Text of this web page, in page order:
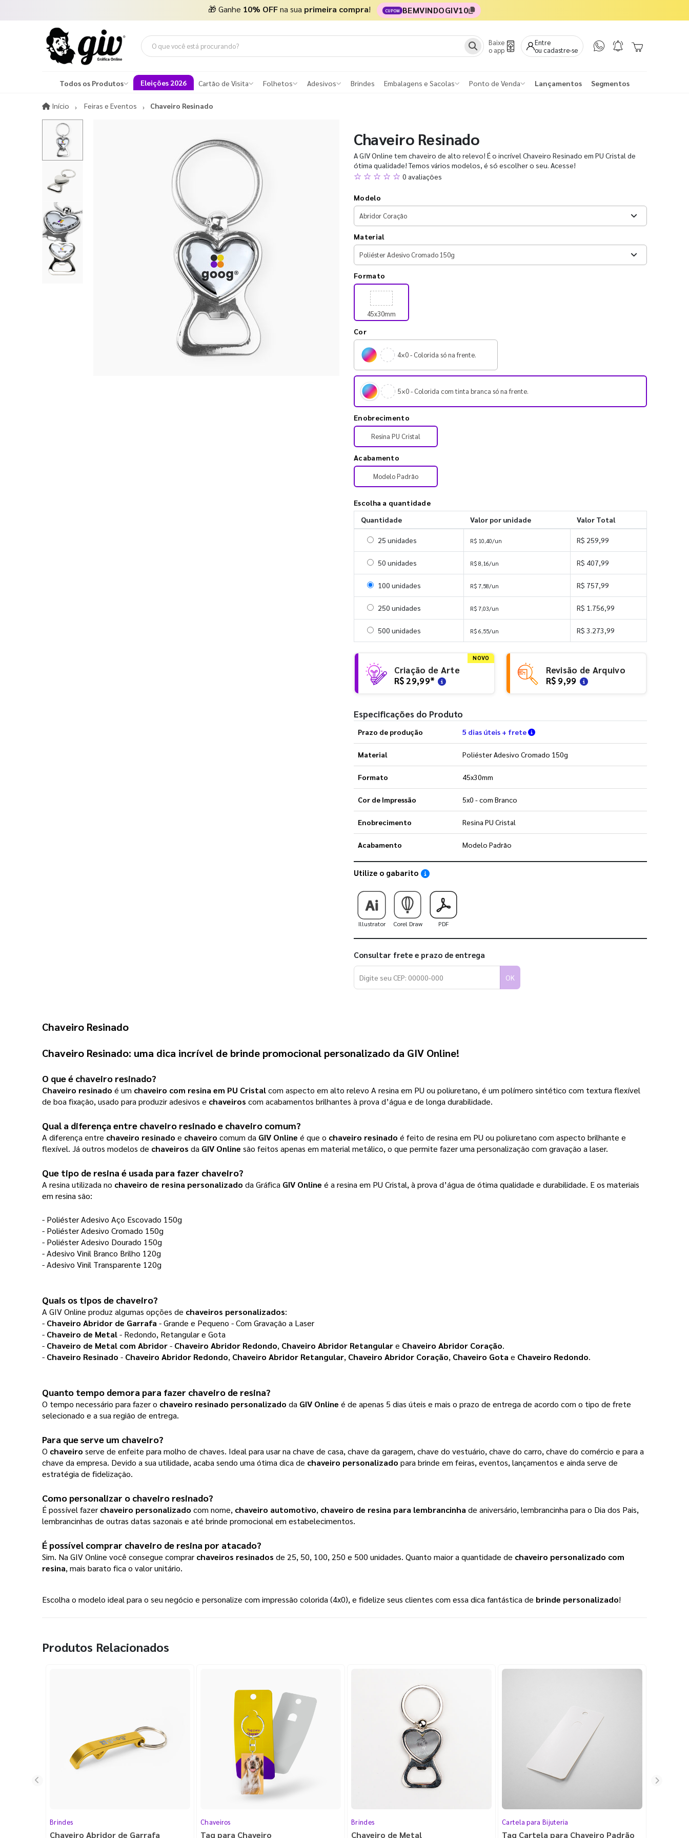
🎁 Ganhe 10% OFFna sua primeira compra! CUPOM BEMVINDOGIV10
Baixe
o app
Entre
ou cadastre-se
Todos os Produtos Eleições 2026 Cartão de Visita Folhetos Adesivos Brindes Embalagens e Sacolas Ponto de Venda Lançamentos Segmentos
Início InícioFeiras e Eventos Chaveiro Resinado
Chaveiro Resinado
A GIV Online tem chaveiro de alto relevo! É o incrível Chaveiro Resinado em PU Cristal de
ótima qualidade! Temos vários modelos, é só escolher o seu. Acesse!
☆ ☆ ☆ ☆ ☆ 0 avaliações
Modelo
Material
Formato
45x30mm
Cor
4×0 - Colorida só na frente.
5×0 - Colorida com tinta branca só na frente.
Enobrecimento
Resina PU Cristal
Acabamento
Modelo Padrão
Escolha a quantidade
Quantidade
Valor por unidade Valor Total
Selecionar 25 unidades
25 unidades R$ 10,40/un R$ 259,99
Selecionar 50 unidades
50 unidades R$ 8,16/un R$ 407,99
Selecionar 100 unidades
100 unidades R$ 7,58/un R$ 757,99
Selecionar 250 unidades
250 unidades R$ 7,03/un R$ 1.756,99
Selecionar 500 unidades
500 unidades R$ 6,55/un R$ 3.273,99
NOVO
Criação de Arte
R$ 29,99*
Revisão de Arquivo
R$ 9,99
Especificações do Produto
Prazo de produção 5 dias úteis + frete Verifique as condições de entrega
Material Poliéster Adesivo Cromado 150g
Formato 45x30mm
Cor de Impressão 5x0 - com Branco
Enobrecimento Resina PU Cristal
Acabamento Modelo Padrão
Utilize o gabarito Saiba como utilizar os nossos gabaritos
Illustrator Corel Draw PDF
Consultar frete e prazo de entrega
OK
Chaveiro Resinado
Chaveiro Resinado: uma dica incrível de brinde promocional personalizado da GIV Online!
O que é chaveiro resinado?
Chaveiro resinado é um chaveiro com resina em PU Cristalcom aspecto em alto relevo A resina em PU ou poliuretano, é um polímero sintético com textura flexível
de boa fixação, usado para produzir adesivos e chaveiros com acabamentos brilhantes à prova d’água e de longa durabilidade.
Qual a diferença entre chaveiro resinado e chaveiro comum?
A diferença entre chaveiro resinado e chaveiro comum da GIV Online é que o chaveiro resinado é feito de resina em PU ou poliuretano com aspecto brilhante e
flexível. Já outros modelos de chaveiros da GIV Online são feitos apenas em material metálico, o que permite fazer uma personalização com gravação a laser.
Que tipo de resina é usada para fazer chaveiro?
A resina utilizada no chaveiro de resina personalizado da Gráfica GIV Online é a resina em PU Cristal, à prova d’água de ótima qualidade e durabilidade. E os materiais
em resina são:
- Poliéster Adesivo Aço Escovado 150g
- Poliéster Adesivo Cromado 150g
- Poliéster Adesivo Dourado 150g
- Adesivo Vinil Branco Brilho 120g
- Adesivo Vinil Transparente 120g
Quais os tipos de chaveiro?
A GIV Online produz algumas opções de chaveiros personalizados:
- Chaveiro Abridor de Garrafa- Grande e Pequeno - Com Gravação a Laser
- Chaveiro de Metal- Redondo, Retangular e Gota
- Chaveiro de Metal com Abridor- Chaveiro Abridor Redondo, Chaveiro Abridor Retangulare Chaveiro Abridor Coração.
- Chaveiro Resinado - Chaveiro Abridor Redondo, Chaveiro Abridor Retangular, Chaveiro Abridor Coração, Chaveiro Gotae Chaveiro Redondo.
Quanto tempo demora para fazer chaveiro de resina?
O tempo necessário para fazer o chaveiro resinado personalizado da GIV Online é de apenas 5 dias úteis e mais o prazo de entrega de acordo com o tipo de frete
selecionado e a sua região de entrega.
Para que serve um chaveiro?
O chaveiro serve de enfeite para molho de chaves. Ideal para usar na chave de casa, chave da garagem, chave do vestuário, chave do carro, chave do comércio e para a
chave da empresa. Devido a sua utilidade, acaba sendo uma ótima dica de chaveiro personalizado para brinde em feiras, eventos, lançamentos e ainda serve de
estratégia de fidelização.
Como personalizar o chaveiro resinado?
É possível fazer chaveiro personalizado com nome, chaveiro automotivo, chaveiro de resina para lembrancinhade aniversário, lembrancinha para o Dia dos Pais,
lembrancinhas de outras datas sazonais e até brinde promocional em estabelecimentos.
É possível comprar chaveiro de resina por atacado?
Sim. Na GIV Online você consegue comprar chaveiros resinados de 25, 50, 100, 250 e 500 unidades. Quanto maior a quantidade de chaveiro personalizado com
resina, mais barato fica o valor unitário.
Escolha o modelo ideal para o seu negócio e personalize com impressão colorida (4x0), e fidelize seus clientes com essa dica fantástica de brinde personalizado!
Produtos Relacionados
Brindes
Chaveiro Abridor de Garrafa
Chaveiros
Tag para Chaveiro
Brindes
Chaveiro de Metal
Cartela para Bijuteria
Tag Cartela para Chaveiro Padrão